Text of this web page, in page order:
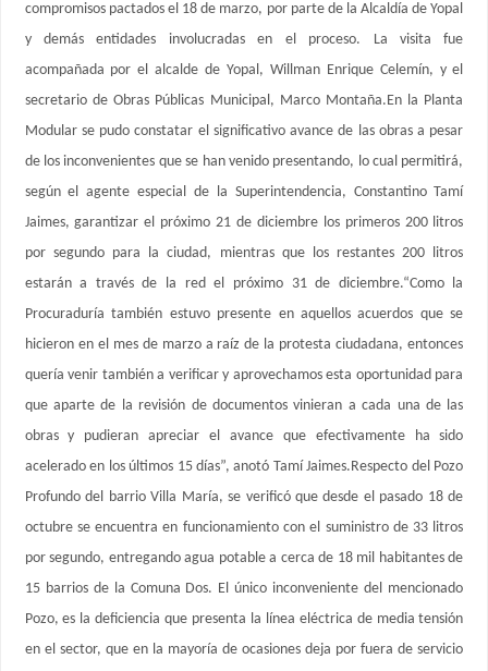
compromisos pactados el 18 de marzo, por parte de la Alcaldía de Yopal
y demás entidades involucradas en el proceso. La visita fue
acompañada por el alcalde de Yopal, Willman Enrique Celemín, y el
secretario de Obras Públicas Municipal, Marco Montaña.En la Planta
Modular se pudo constatar el significativo avance de las obras a pesar
de los inconvenientes que se han venido presentando, lo cual permitirá,
según el agente especial de la Superintendencia, Constantino Tamí
Jaimes, garantizar el próximo 21 de diciembre los primeros 200 litros
por segundo para la ciudad, mientras que los restantes 200 litros
estarán a través de la red el próximo 31 de diciembre.“Como la
Procuraduría también estuvo presente en aquellos acuerdos que se
hicieron en el mes de marzo a raíz de la protesta ciudadana, entonces
quería venir también a verificar y aprovechamos esta oportunidad para
que aparte de la revisión de documentos vinieran a cada una de las
obras y pudieran apreciar el avance que efectivamente ha sido
acelerado en los últimos 15 días”, anotó Tamí Jaimes.Respecto del Pozo
Profundo del barrio Villa María, se verificó que desde el pasado 18 de
octubre se encuentra en funcionamiento con el suministro de 33 litros
por segundo, entregando agua potable a cerca de 18 mil habitantes de
15 barrios de la Comuna Dos. El único inconveniente del mencionado
Pozo, es la deficiencia que presenta la línea eléctrica de media tensión
en el sector, que en la mayoría de ocasiones deja por fuera de servicio